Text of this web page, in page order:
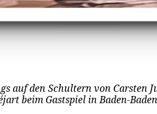
auf den Schultern von Carsten
beim Gastspiel in Baden-